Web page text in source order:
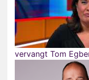
vervangt Tom